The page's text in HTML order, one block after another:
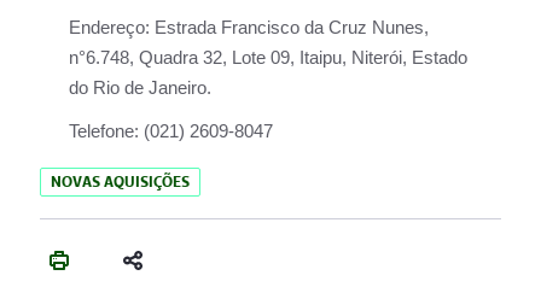
Endereço: Estrada Francisco da Cruz Nunes,
n°6.748, Quadra 32, Lote 09, Itaipu, Niterói, Estado
do Rio de Janeiro.
Telefone: (021) 2609-8047
NOVAS AQUISIÇÕES